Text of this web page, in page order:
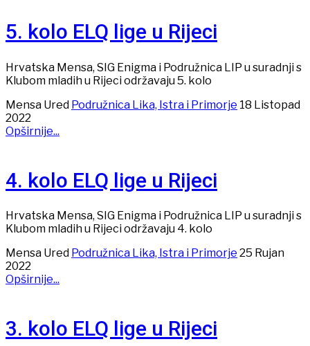
5. kolo ELQ lige u Rijeci
Hrvatska Mensa, SIG Enigma i Podružnica LIP u suradnji s
Klubom mladih u Rijeci održavaju 5. kolo
Mensa Ured Podružnica Lika, Istra i Primorje 18 Listopad
2022
Opširnije...
4. kolo ELQ lige u Rijeci
Hrvatska Mensa, SIG Enigma i Podružnica LIP u suradnji s
Klubom mladih u Rijeci održavaju 4. kolo
Mensa Ured Podružnica Lika, Istra i Primorje 25 Rujan
2022
Opširnije...
3. kolo ELQ lige u Rijeci